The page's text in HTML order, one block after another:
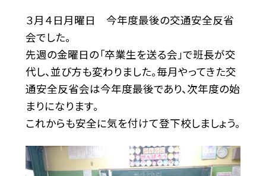
３月４日月曜日 今年度最後の交通安全反省
会でした。
先週の金曜日の「卒業生を送る会」で班長が交
代し、並び方も変わりました。毎月やってきた交
通安全反省会は今年度最後であり、次年度の始
まりになります。
これからも安全に気を付けて登下校しましょう。